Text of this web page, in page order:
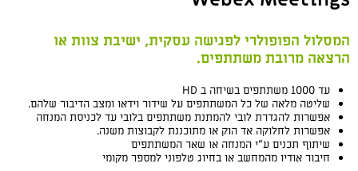
המסלול הפופולרי לפגישה עסקית, ישיבת צוות או
הרצאה מרובת משתתפים.
עד 1000 משתתפים בשיחה ב HD
שליטה מלאה של כל המשתתפים על שידור וידאו ומצב הדיבור שלהם.
אפשרות להגדרת לובי להמתנת משתתפים בלובי עד לכניסת המנחה
אפשרות לחלוקה אד הוק או מתוכננת לקבוצות משנה.
שיתוף תכנים ע”י המנחה או שאר המשתתפים
חיבור אודיו מהמחשב או בחיוג טלפוני למספר מקומי